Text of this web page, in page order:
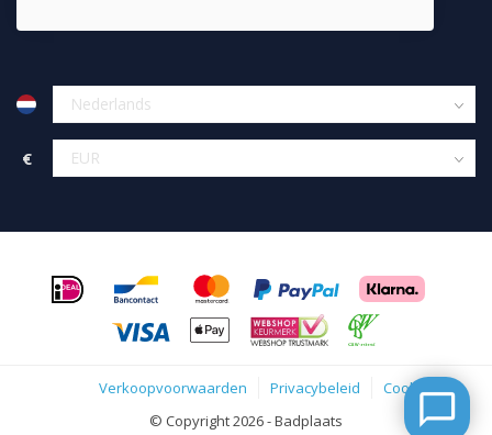
€
Verkoopvoorwaarden Privacybeleid
Cookies
© Copyright 2026 - Badplaats